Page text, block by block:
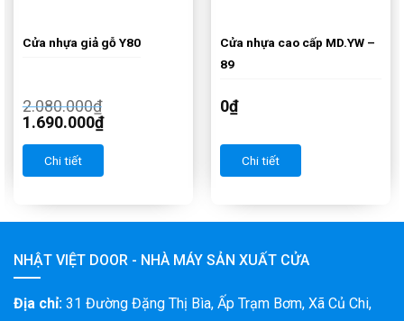
Cửa nhựa giả gỗ Y80
2.080.000₫
1.690.000₫
Chi tiết
Cửa nhựa cao cấp MD.YW –
89
0₫
Chi tiết
NHẬT VIỆT DOOR - NHÀ MÁY SẢN XUẤT CỬA
Địa chỉ: 31 Đường Đặng Thị Bìa, Ấp Trạm Bơm, Xã Củ Chi,